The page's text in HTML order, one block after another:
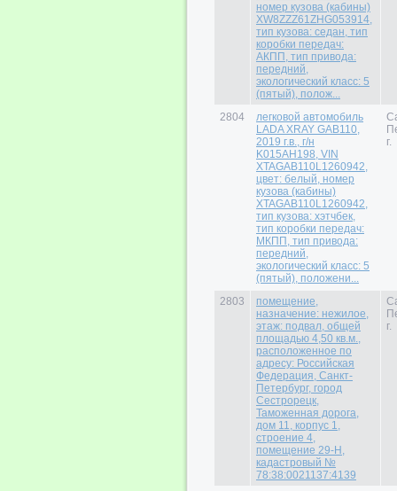
номер кузова (кабины)
XW8ZZZ61ZHG053914,
тип кузова: седан, тип
коробки передач:
АКПП, тип привода:
передний,
экологический класс: 5
(пятый), полож...
2804
легковой автомобиль
LADA XRAY GАВ110,
2019 г.в., г/н
K015AH198, VIN
XTAGAB110L1260942,
цвет: белый, номер
кузова (кабины)
XTAGAB110L1260942,
тип кузова: хэтчбек,
тип коробки передач:
МКПП, тип привода:
передний,
экологический класс: 5
(пятый), положени...
г.
2803
помещение,
назначение: нежилое,
этаж: подвал, общей
площадью 4,50 кв.м.,
расположенное по
адресу: Российская
Федерация, Санкт-
Петербург, город
Сестрорецк,
Таможенная дорога,
дом 11, корпус 1,
строение 4,
помещение 29-Н,
кадастровый №
78:38:0021137:4139
г.